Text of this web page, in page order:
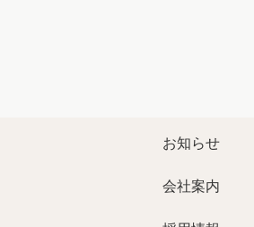
お知らせ
会社案内